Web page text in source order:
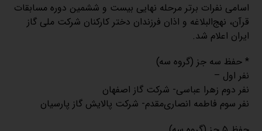
اسامی نفرات برتر مرحله نهایی بیست و ششمین دوره مسابقات
قرآن، نهج‌البلاغه و اذان فرزندان دختر کارکنان شرکت ملی گاز
ایران اعلام شد.
* حفظ سه جز (گروه سه)
نفر اول –
نفر دوم زهرا عباسی- شرکت گاز اصفهان
نفر سوم فاطمه انصاری‌مقدم- شرکت پالایش گاز پارسیان